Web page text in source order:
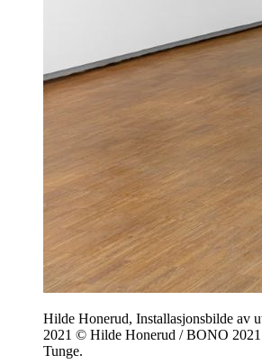
Hilde Honerud, Installasjonsbilde av
2021 © Hilde Honerud / BONO
Tunge.